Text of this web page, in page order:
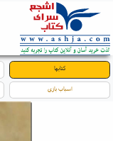
کتابها
اسباب بازی